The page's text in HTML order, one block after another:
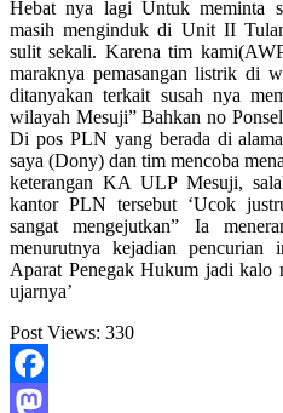
Hebat nya lagi Untuk meminta
masih menginduk di Unit II
sulit sekali. Karena tim
maraknya pemasangan listrik di
ditanyakan terkait susah nya
wilayah Mesuji” Bahkan no
Di pos PLN yang berada di
saya (Dony) dan tim mencoba
keterangan KA ULP Mesuji,
kantor PLN tersebut ‘Ucok
sangat mengejutkan” Ia
menurutnya kejadian
Aparat Penegak Hukum jadi kalo
ujarnya’
Post Views: 330
Facebook